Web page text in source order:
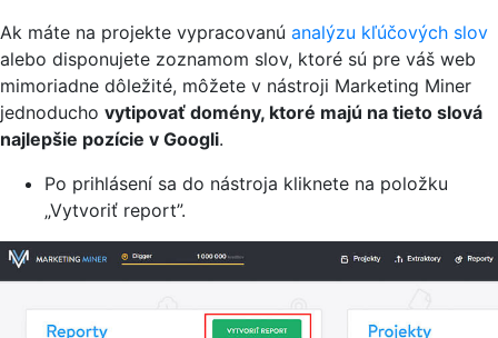
Ak máte na projekte vypracovanú analýzu kľúčových slov
alebo disponujete zoznamom slov, ktoré sú pre váš web
mimoriadne dôležité, môžete v nástroji Marketing Miner
jednoducho vytipovať domény, ktoré majú na tieto slová
najlepšie pozície v Googli.
Po prihlásení sa do nástroja kliknete na položku
„Vytvoriť report”.